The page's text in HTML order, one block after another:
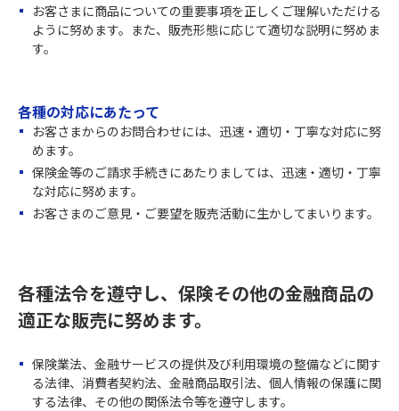
お客さまに商品についての重要事項を正しくご理解いただける
ように努めます。また、販売形態に応じて適切な説明に努めま
す。
各種の対応にあたって
お客さまからのお問合わせには、迅速・適切・丁寧な対応に努
めます。
保険金等のご請求手続きにあたりましては、迅速・適切・丁寧
な対応に努めます。
お客さまのご意見・ご要望を販売活動に生かしてまいります。
各種法令を遵守し、保険その他の金融商品の
適正な販売に努めます。
保険業法、金融サービスの提供及び利用環境の整備などに関す
る法律、消費者契約法、金融商品取引法、個人情報の保護に関
する法律、その他の関係法令等を遵守します。